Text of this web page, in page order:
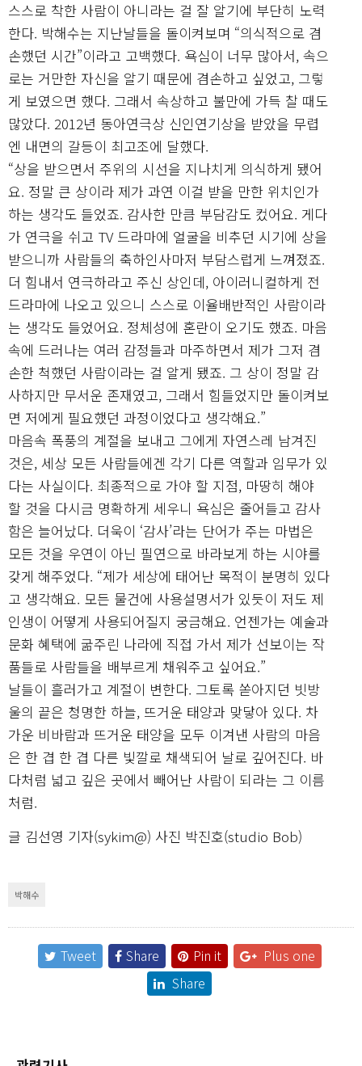
스스로 착한 사람이 아니라는 걸 잘 알기에 부단히 노력
한다. 박해수는 지난날들을 돌이켜보며 “의식적으로 겸
손했던 시간”이라고 고백했다. 욕심이 너무 많아서, 속으
로는 거만한 자신을 알기 때문에 겸손하고 싶었고, 그렇
게 보였으면 했다. 그래서 속상하고 불만에 가득 찰 때도
많았다. 2012년 동아연극상 신인연기상을 받았을 무렵
엔 내면의 갈등이 최고조에 달했다.
“상을 받으면서 주위의 시선을 지나치게 의식하게 됐어
요. 정말 큰 상이라 제가 과연 이걸 받을 만한 위치인가
하는 생각도 들었죠. 감사한 만큼 부담감도 컸어요. 게다
가 연극을 쉬고 TV 드라마에 얼굴을 비추던 시기에 상을
받으니까 사람들의 축하인사마저 부담스럽게 느껴졌죠.
더 힘내서 연극하라고 주신 상인데, 아이러니컬하게 전
드라마에 나오고 있으니 스스로 이율배반적인 사람이라
는 생각도 들었어요. 정체성에 혼란이 오기도 했죠. 마음
속에 드러나는 여러 감정들과 마주하면서 제가 그저 겸
손한 척했던 사람이라는 걸 알게 됐죠. 그 상이 정말 감
사하지만 무서운 존재였고, 그래서 힘들었지만 돌이켜보
면 저에게 필요했던 과정이었다고 생각해요.”
마음속 폭풍의 계절을 보내고 그에게 자연스레 남겨진
것은, 세상 모든 사람들에겐 각기 다른 역할과 임무가 있
다는 사실이다. 최종적으로 가야 할 지점, 마땅히 해야
할 것을 다시금 명확하게 세우니 욕심은 줄어들고 감사
함은 늘어났다. 더욱이 ‘감사’라는 단어가 주는 마법은
모든 것을 우연이 아닌 필연으로 바라보게 하는 시야를
갖게 해주었다. “제가 세상에 태어난 목적이 분명히 있다
고 생각해요. 모든 물건에 사용설명서가 있듯이 저도 제
인생이 어떻게 사용되어질지 궁금해요. 언젠가는 예술과
문화 혜택에 굶주린 나라에 직접 가서 제가 선보이는 작
품들로 사람들을 배부르게 채워주고 싶어요.”
날들이 흘러가고 계절이 변한다. 그토록 쏟아지던 빗방
울의 끝은 청명한 하늘, 뜨거운 태양과 맞닿아 있다. 차
가운 비바람과 뜨거운 태양을 모두 이겨낸 사람의 마음
은 한 겹 한 겹 다른 빛깔로 채색되어 날로 깊어진다. 바
다처럼 넓고 깊은 곳에서 빼어난 사람이 되라는 그 이름
처럼.
글 김선영 기자(sykim@) 사진 박진호(studio Bob)
박해수
Tweet Share Pin it
Plus one
Share